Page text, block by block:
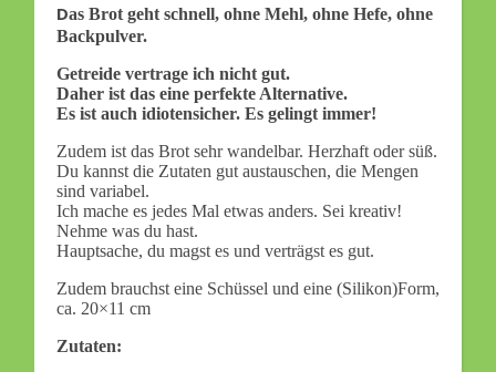
Das Brot geht schnell, ohne Mehl, ohne Hefe, ohne
Backpulver.
Getreide vertrage ich nicht gut.
Daher ist das eine perfekte Alternative.
Es ist auch idiotensicher. Es gelingt immer!
Zudem ist das Brot sehr wandelbar. Herzhaft oder süß.
Du kannst die Zutaten gut austauschen, die Mengen
sind variabel.
Ich mache es jedes Mal etwas anders. Sei kreativ!
Nehme was du hast.
Hauptsache, du magst es und verträgst es gut.
Zudem brauchst eine Schüssel und eine (Silikon)Form,
ca. 20×11 cm
Zutaten: